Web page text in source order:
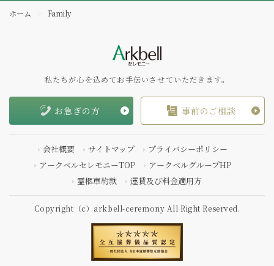
ホーム Family
私たちが心を込めてお手伝いさせていただきます。
お急ぎの方 事前のご相談
会社概要 サイトマップ
プライバシーポリシー
アークベルセレモニーTOP
アークベルグループHP
霊柩車約款
運賃及び料金適用方
Copyright（c）arkbell-ceremony All Right Reserved.